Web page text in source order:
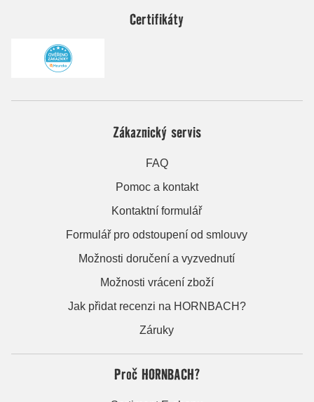
Certifikáty
Zákaznický servis
FAQ
Pomoc a kontakt
Kontaktní formulář
Formulář pro odstoupení od smlouvy
Možnosti doručení a vyzvednutí
Možnosti vrácení zboží
Jak přidat recenzi na HORNBACH?
Záruky
Proč HORNBACH?